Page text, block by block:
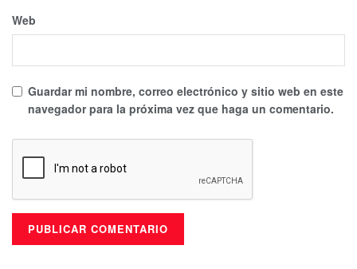
Web
Guardar mi nombre, correo electrónico y sitio web en este
navegador para la próxima vez que haga un comentario.